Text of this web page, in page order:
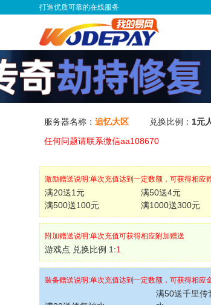
打造优质可靠的在线服务
服务器名称：追忆大区 兑换比例： 1元
任何问题请联系微信aa108670
激励赠送说明:单次充值达到一定数额，可获得相应
满20送1元 满50送4元
满500送100元
满1000送300元
附加赠送说明:单次充值可获得相应附加赠送
游戏点 兑换比例 1:1
装备赠送说明:单次充值达到一定数额，可获得相应
满50送千里传